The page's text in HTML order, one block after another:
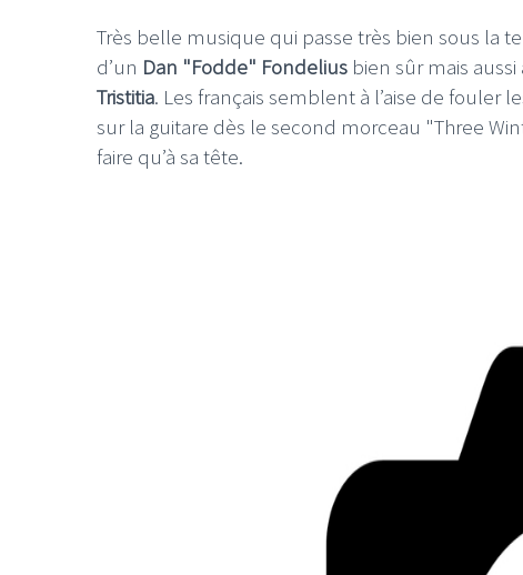
Très belle musique qui passe très bien sous la
d’un Dan "Fodde" Fondelius bien sûr mais
Tristitia. Les français semblent à l’aise de fouler
sur la guitare dès le second morceau "Three
faire qu’à sa tête.
LE